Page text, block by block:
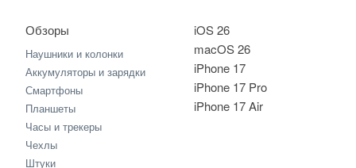
iOS 26
macOS 26
iPhone 17
iPhone 17 Pro
iPhone 17 Air
Обзоры
Наушники и колонки
Аккумуляторы и зарядки
Смартфоны
Планшеты
Часы и трекеры
Чехлы
Штуки